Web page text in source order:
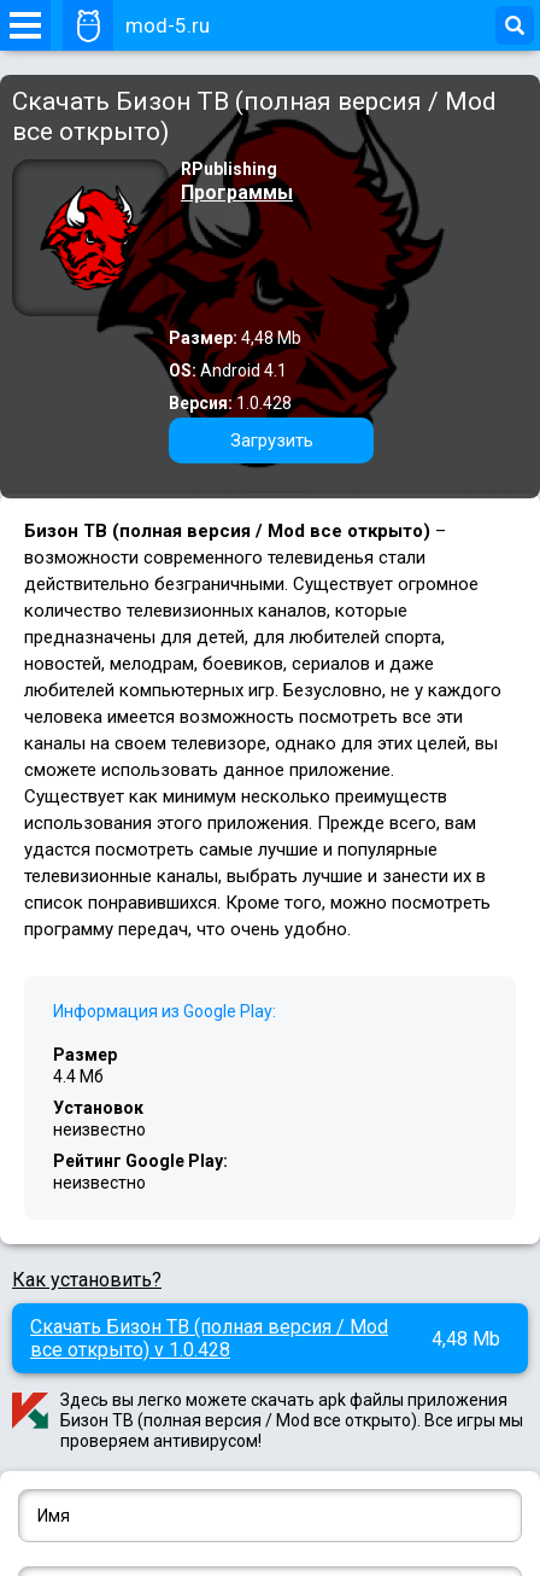
mod-5.ru
Скачать Бизон ТВ (полная версия / Mod
все открыто)
RPublishing
Программы
Размер: 4,48 Mb
OS:Android 4.1
Версия:1.0.428
Загрузить
Бизон ТВ (полная версия / Mod все открыто) –
возможности современного телевиденья стали
действительно безграничными. Существует огромное
количество телевизионных каналов, которые
предназначены для детей, для любителей спорта,
новостей, мелодрам, боевиков, сериалов и даже
любителей компьютерных игр. Безусловно, не у каждого
человека имеется возможность посмотреть все эти
каналы на своем телевизоре, однако для этих целей, вы
сможете использовать данное приложение.
Существует как минимум несколько преимуществ
использования этого приложения. Прежде всего, вам
удастся посмотреть самые лучшие и популярные
телевизионные каналы, выбрать лучшие и занести их в
список понравившихся. Кроме того, можно посмотреть
программу передач, что очень удобно.
Информация из Google Play:
Размер
4.4 Мб
Установок
неизвестно
Рейтинг Google Play:
неизвестно
Как установить?
Скачать Бизон ТВ (полная версия / Mod
все открыто) v 1.0.428
4,48 Mb
Здесь вы легко можете скачать apk файлы приложения
Бизон ТВ (полная версия / Mod все открыто). Все игры мы
проверяем антивирусом!